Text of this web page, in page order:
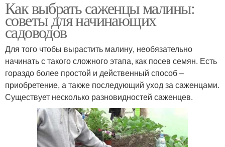
Как выбрать саженцы малины:
советы для начинающих
садоводов
Для того чтобы вырастить малину, необязательно
начинать с такого сложного этапа, как посев семян. Есть
гораздо более простой и действенный способ –
приобретение, а также последующий уход за саженцами.
Существует несколько разновидностей саженцев.